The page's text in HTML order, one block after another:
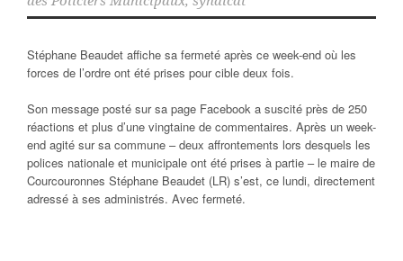
Stéphane Beaudet affiche sa fermeté après ce week-end où les
forces de l’ordre ont été prises pour cible deux fois.
Son message posté sur sa page Facebook a suscité près de 250
réactions et plus d’une vingtaine de commentaires. Après un week-
end agité sur sa commune – deux affrontements lors desquels les
polices nationale et municipale ont été prises à partie – le maire de
Courcouronnes Stéphane Beaudet (LR) s’est, ce lundi, directement
adressé à ses administrés. Avec fermeté.